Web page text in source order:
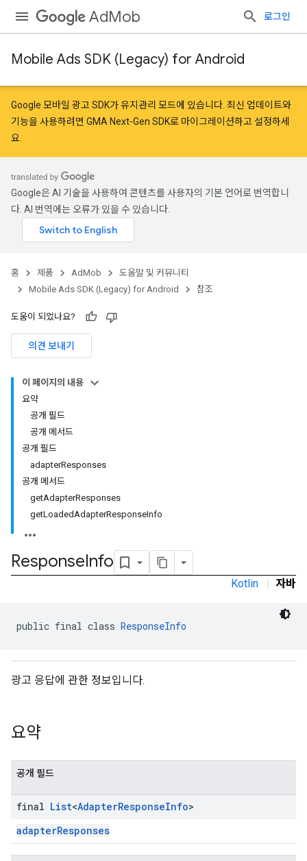
AdMob 로그인
Mobile Ads SDK (Legacy) for Android
Google 모바일 광고 SDK가 유지관리 모드에 있습니다. 최신 업데이트와
기능을 사용하려면 GMA Next-Gen SDK로 마이그레이션하고 설정하세
요.
Google은 AI 기술을 사용하여 콘텐츠를 사용자의 기본 언어로 번역합니
다. AI 번역에는 오류가 있을 수 있습니다.
홈 제품 AdMob
도움말 및 커뮤니티
Mobile Ads SDK (Legacy) for Android
참조
도움이 되었나요?
의견 보내기
이 페이지의 내용
요약
공개 필드
공개 메서드
공개 필드
adapterResponses
공개 메서드
getAdapterResponses
getLoadedAdapterResponseInfo
ResponseInfo
Kotlin | 자바
public final class ResponseInfo
광고 응답에 관한 정보입니다.
요약
공개 필드
final List<AdapterResponseInfo>
adapterResponses